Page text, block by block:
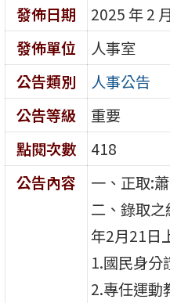
發佈日期
2025 年 2
發佈單位
人事室
公告類別
人事公告
公告等級
重要
點閱次數
418
公告內容
一、正取:
二、錄取
年2月21日
1.國民身分
2.專任運動